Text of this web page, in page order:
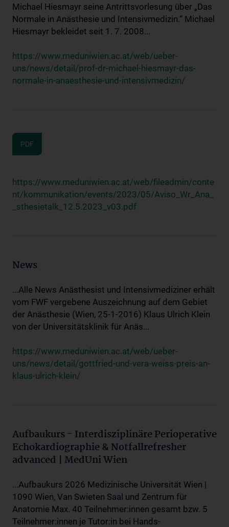
Michael Hiesmayr seine Antrittsvorlesung über „Das
Normale in Anästhesie und Intensivmedizin.“ Michael
Hiesmayr bekleidet seit 1. 7. 2008...
https://www.meduniwien.ac.at/web/ueber-
uns/news/detail/prof-dr-michael-hiesmayr-das-
normale-in-anaesthesie-und-intensivmedizin/
PDF
https://www.meduniwien.ac.at/web/fileadmin/conte
nt/kommunikation/events/2023/05/Aviso_Wr_Ana_
_sthesietalk_12.5.2023_v03.pdf
News
...Alle News Anästhesist und Intensivmediziner erhält
vom FWF vergebene Auszeichnung auf dem Gebiet
der Anästhesie (Wien, 25-1-2016) Klaus Ulrich Klein
von der Universitätsklinik für Anäs...
https://www.meduniwien.ac.at/web/ueber-
uns/news/detail/gottfried-und-vera-weiss-preis-an-
klaus-ulrich-klein/
Aufbaukurs - Interdisziplinäre Perioperative
Echokardiographie & Notfallrefresher
advanced | MedUni Wien
...Aufbaukurs 2026 Medizinische Universität Wien |
1090 Wien, Van Swieten Saal und Zentrum für
Anatomie Max. 40 Teilnehmer:innen gesamt bzw. 5
Teilnehmer:innen je Tutor:in bei Hands-